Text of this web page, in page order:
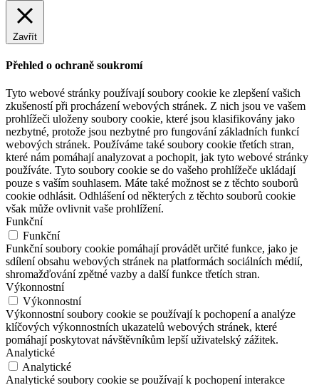
Zavřít
Přehled o ochraně soukromí
Tyto webové stránky používají soubory cookie ke zlepšení vašich
zkušeností při procházení webových stránek. Z nich jsou ve vašem
prohlížeči uloženy soubory cookie, které jsou klasifikovány jako
nezbytné, protože jsou nezbytné pro fungování základních funkcí
webových stránek. Používáme také soubory cookie třetích stran,
které nám pomáhají analyzovat a pochopit, jak tyto webové stránky
používáte. Tyto soubory cookie se do vašeho prohlížeče ukládají
pouze s vaším souhlasem. Máte také možnost se z těchto souborů
cookie odhlásit. Odhlášení od některých z těchto souborů cookie
však může ovlivnit vaše prohlížení.
Funkční
Funkční
Funkční soubory cookie pomáhají provádět určité funkce, jako je
sdílení obsahu webových stránek na platformách sociálních médií,
shromažďování zpětné vazby a další funkce třetích stran.
Výkonnostní
Výkonnostní
Výkonnostní soubory cookie se používají k pochopení a analýze
klíčových výkonnostních ukazatelů webových stránek, které
pomáhají poskytovat návštěvníkům lepší uživatelský zážitek.
Analytické
Analytické
Analytické soubory cookie se používají k pochopení interakce